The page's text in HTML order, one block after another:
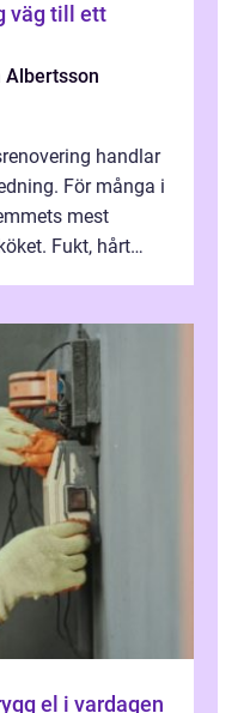
Albertsson
handlar
För många i
mest
Fukt, hårt
skellefteå trygg el i vardagen